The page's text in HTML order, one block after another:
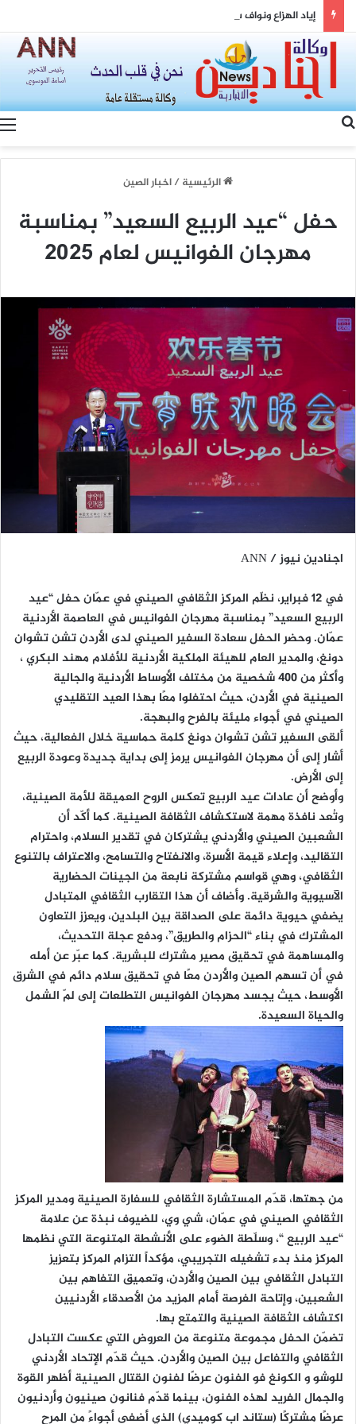
الرئيسية/اخبار الصين
حفل “عيد الربيع السعيد” بمناسبة
مهرجان الفوانيس لعام 2025
اجنادين نيوز / ANN
في 12 فبراير، نظّم المركز الثقافي الصيني في عمّان حفل “عيد
الربيع السعيد” بمناسبة مهرجان الفوانيس في العاصمة الأردنية
عمّان. وحضر الحفل سعادة السفير الصيني لدى الأردن تشن تشوان
دونغ، والمدير العام للهيئة الملكية الأردنية للأفلام مهند البكري ،
وأكثر من 400 شخصية من مختلف الأوساط الأردنية والجالية
الصينية في الأردن، حيث احتفلوا معًا بهذا العيد التقليدي
الصيني في أجواء مليئة بالفرح والبهجة.
ألقى السفير تشن تشوان دونغ كلمة حماسية خلال الفعالية، حيث
أشار إلى أن مهرجان الفوانيس يرمز إلى بداية جديدة وعودة الربيع
إلى الأرض.
وأوضح أن عادات عيد الربيع تعكس الروح العميقة للأمة الصينية،
وتُعد نافذة مهمة لاستكشاف الثقافة الصينية. كما أكّد أن
الشعبين الصيني والأردني يشتركان في تقدير السلام، واحترام
التقاليد، وإعلاء قيمة الأسرة، والانفتاح والتسامح، والاعتراف بالتنوع
الثقافي، وهي قواسم مشتركة نابعة من الجينات الحضارية
الآسيوية والشرقية. وأضاف أن هذا التقارب الثقافي المتبادل
يضفي حيوية دائمة على الصداقة بين البلدين، ويعزز التعاون
المشترك في بناء “الحزام والطريق”، ودفع عجلة التحديث،
والمساهمة في تحقيق مصير مشترك للبشرية. كما عبّر عن أمله
في أن تسهم الصين والأردن معًا في تحقيق سلام دائم في الشرق
الأوسط، حيث يجسد مهرجان الفوانيس التطلعات إلى لمّ الشمل
والحياة السعيدة.
من جهتها، قدّم المستشارة الثقافي للسفارة الصينية ومدير المركز
الثقافي الصيني في عمّان، شي وي، للضيوف نبذة عن علامة
“عيد الربيع “، وسلّطة الضوء على الأنشطة المتنوعة التي نظمها
المركز منذ بدء تشغيله التجريبي، مؤكداً التزام المركز بتعزيز
التبادل الثقافي بين الصين والأردن، وتعميق التفاهم بين
الشعبين، وإتاحة الفرصة أمام المزيد من الأصدقاء الأردنيين
اكتشاف الثقافة الصينية والتمتع بها.
تضمّن الحفل مجموعة متنوعة من العروض التي عكست التبادل
الثقافي والتفاعل بين الصين والأردن. حيث قدّم الإتحاد الأردني
للوشو و الكونغ فو الفنون عرضًا لفنون القتال الصينية أظهر القوة
والجمال الفريد لهذه الفنون، بينما قدّم فنانون صينيون وأردنيون
عرضًا مشتركًا (ستاند اب كوميدي) الذي أضفى أجواءً من المرح